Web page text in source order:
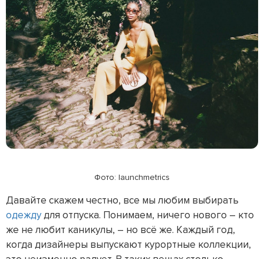
Фото: launchmetrics
Давайте скажем честно, все мы любим выбирать
одеждудля отпуска. Понимаем, ничего нового – кто
же не любит каникулы, – но всё же. Каждый год,
когда дизайнеры выпускают курортные коллекции,